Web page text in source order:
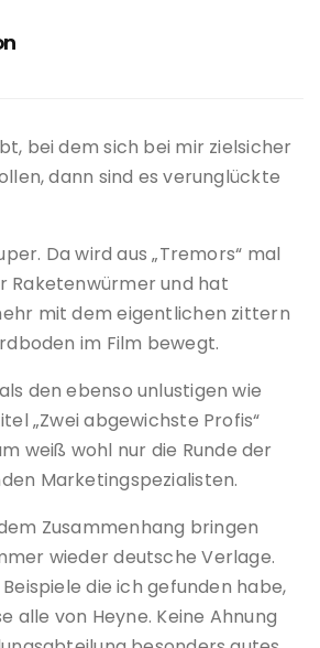
bei dem sich bei mir zielsicher
dann sind es verunglückte
Da wird aus „Tremors“ mal
Raketenwürmer und hat
mit dem eigentlichen zittern
im Film bewegt.
den ebenso unlustigen wie
„Zwei abgewichste Profis“
weiß wohl nur die Runde der
Marketingspezialisten.
Zusammenhang bringen
wieder deutsche Verlage.
die ich gefunden habe,
alle von Heyne. Keine Ahnung